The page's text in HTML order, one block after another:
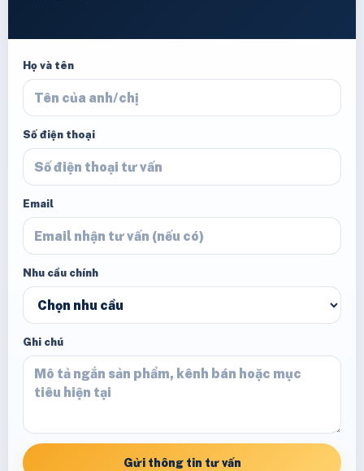
Họ và tên
Số điện thoại
Email
Nhu cầu chính
Ghi chú
Gửi thông tin tư vấn